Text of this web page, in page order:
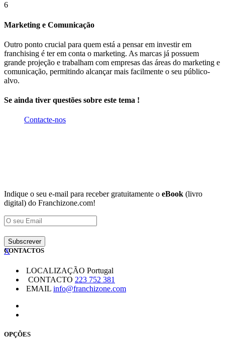
6
Marketing e Comunicação
Outro ponto crucial para quem está a pensar em investir em
franchising é ter em conta o marketing. As marcas já possuem
grande projeção e trabalham com empresas das áreas do marketing e
comunicação, permitindo alcançar mais facilmente o seu público-
alvo.
Se ainda tiver questões sobre este tema !
Contacte-nos
Indique o seu e-mail para receber gratuitamente o eBook (livro
digital) do Franchizone.com!
X
CONTACTOS
LOCALIZAÇÃO Portugal
CONTACTO 223 752 381
EMAIL info@franchizone.com
OPÇÕES